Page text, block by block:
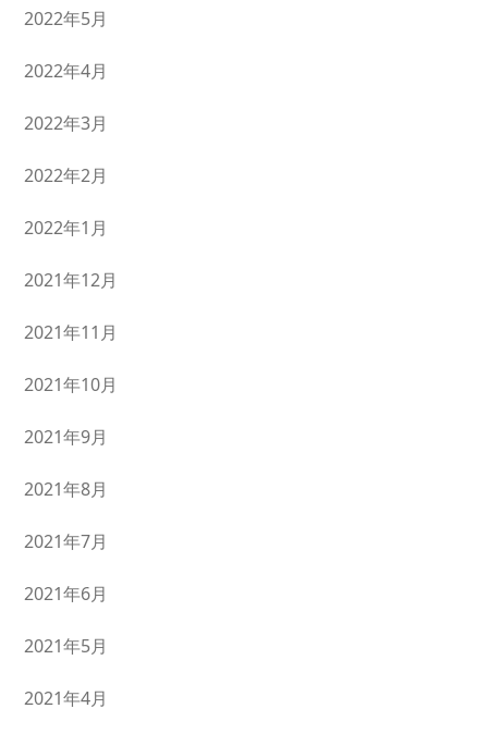
2022年5月
2022年4月
2022年3月
2022年2月
2022年1月
2021年12月
2021年11月
2021年10月
2021年9月
2021年8月
2021年7月
2021年6月
2021年5月
2021年4月